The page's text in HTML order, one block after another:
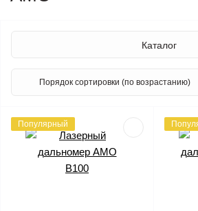
Каталог
Популярный